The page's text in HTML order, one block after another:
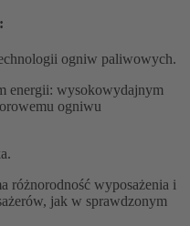
ogniw paliwowych.
energii: wysokowydajnym
ogniwu
różnorodność wyposażenia i
jak w sprawdzonym